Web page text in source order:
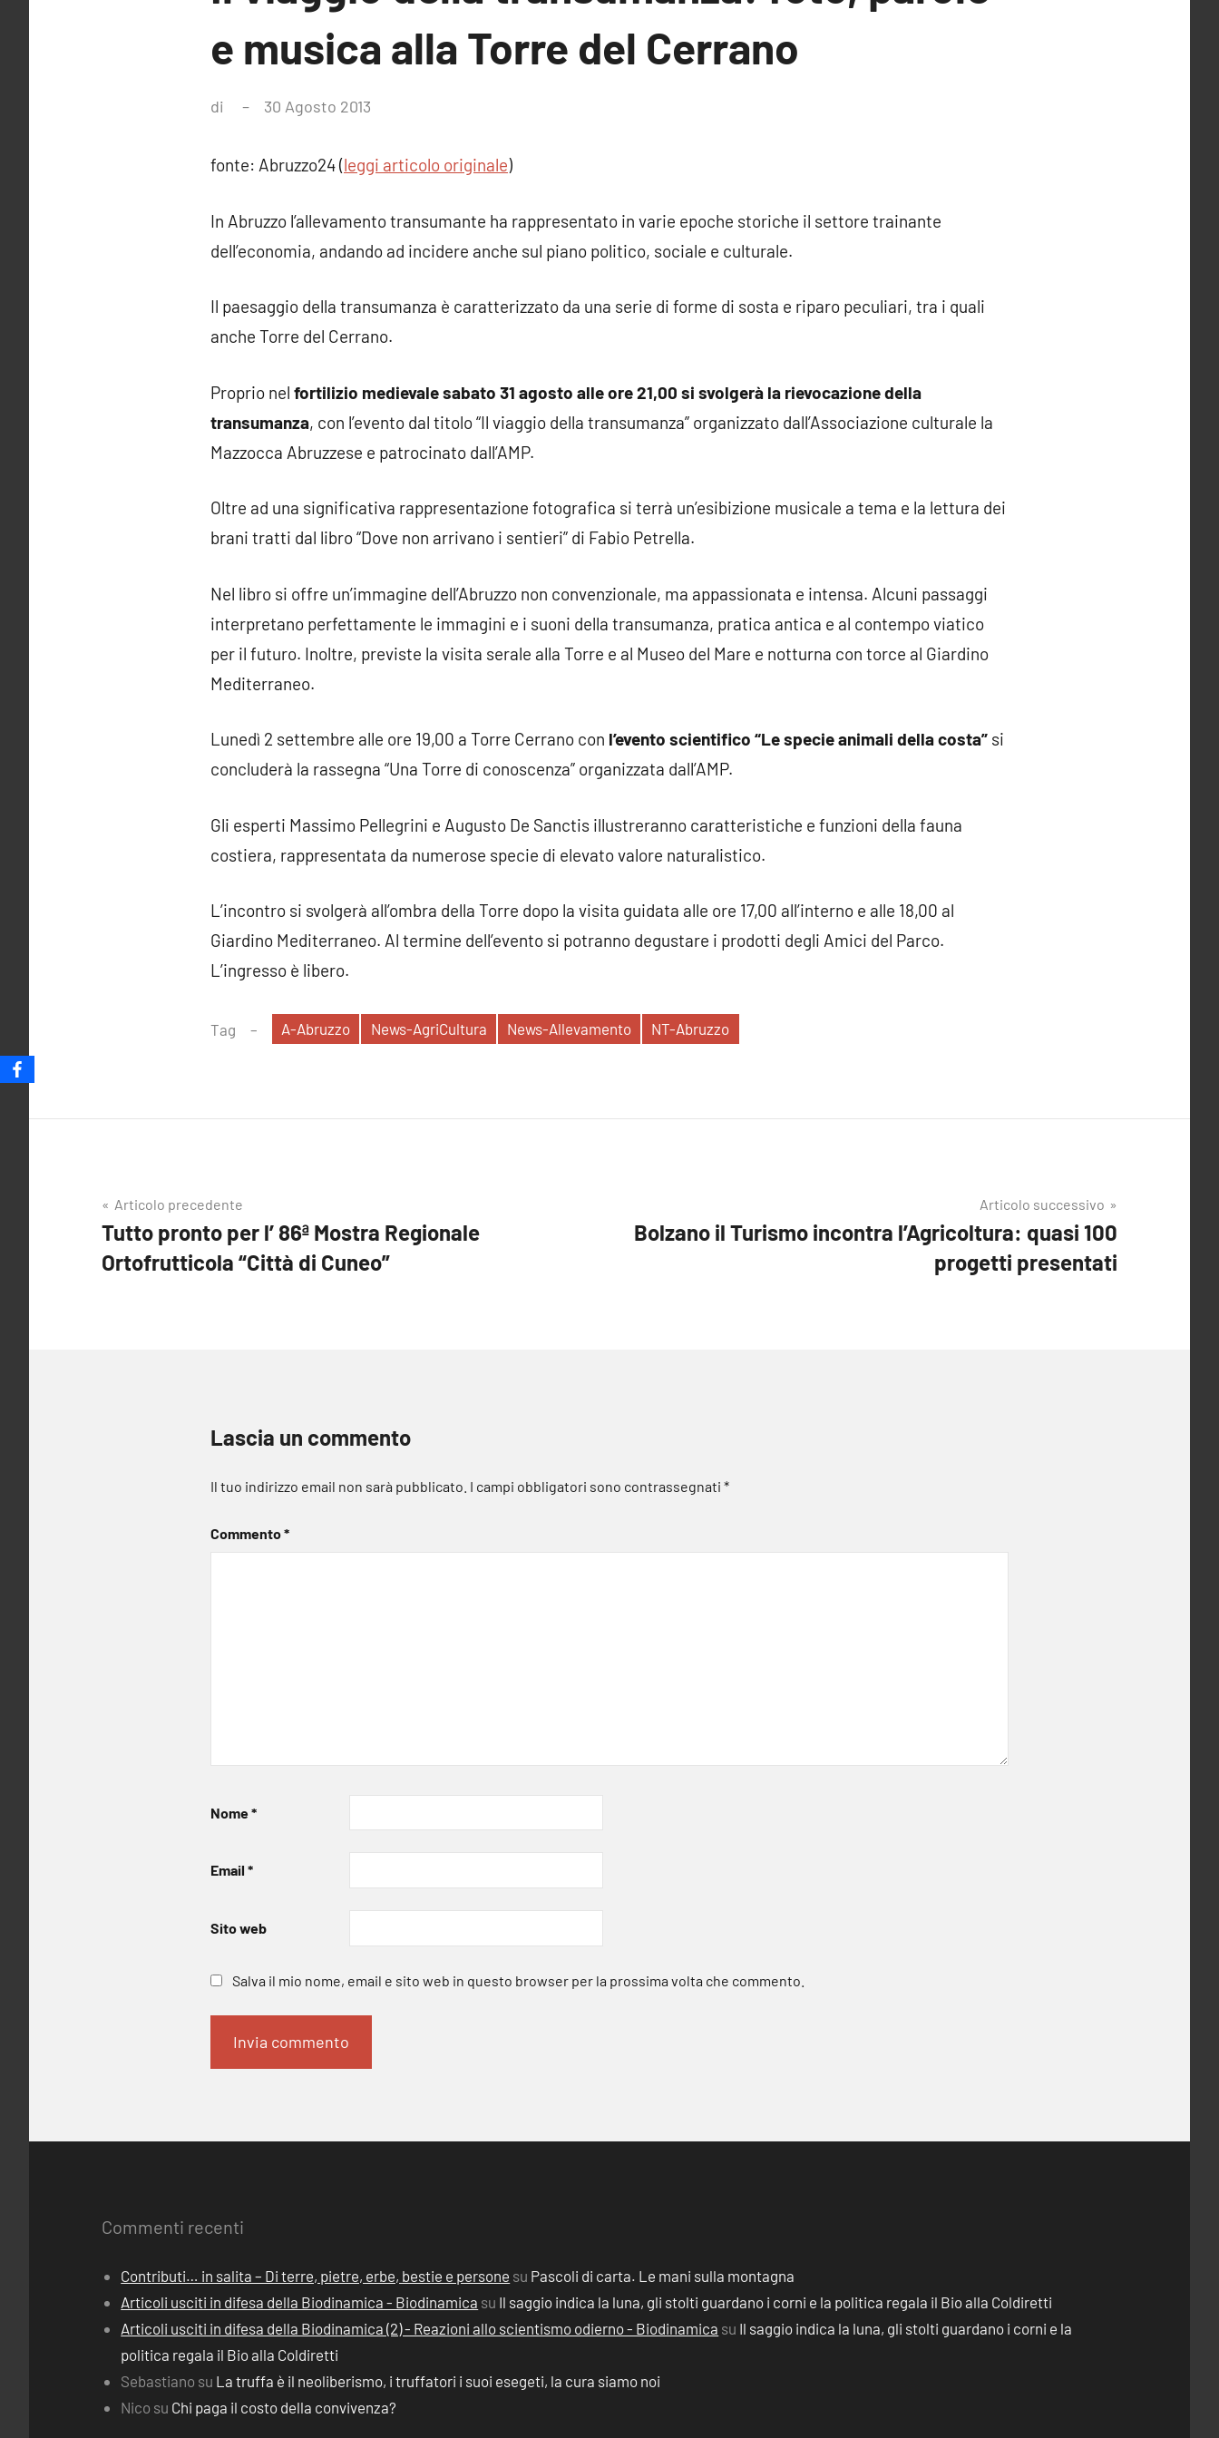
e musica alla Torre del Cerrano
di 30 Agosto 2013
fonte: Abruzzo24 (leggi articolo originale)
In Abruzzo l’allevamento transumante ha rappresentato in varie epoche storiche il settore trainante
dell’economia, andando ad incidere anche sul piano politico, sociale e culturale.
Il paesaggio della transumanza è caratterizzato da una serie di forme di sosta e riparo peculiari, tra i quali
anche Torre del Cerrano.
Proprio nel fortilizio medievale sabato 31 agosto alle ore 21,00 si svolgerà la rievocazione della
transumanza, con l’evento dal titolo “Il viaggio della transumanza” organizzato dall’Associazione culturale la
Mazzocca Abruzzese e patrocinato dall’AMP.
Oltre ad una significativa rappresentazione fotografica si terrà un’esibizione musicale a tema e la lettura dei
brani tratti dal libro “Dove non arrivano i sentieri” di Fabio Petrella.
Nel libro si offre un’immagine dell’Abruzzo non convenzionale, ma appassionata e intensa. Alcuni passaggi
interpretano perfettamente le immagini e i suoni della transumanza, pratica antica e al contempo viatico
per il futuro. Inoltre, previste la visita serale alla Torre e al Museo del Mare e notturna con torce al Giardino
Mediterraneo.
Lunedì 2 settembre alle ore 19,00 a Torre Cerrano con l’evento scientifico “Le specie animali della costa” si
concluderà la rassegna “Una Torre di conoscenza” organizzata dall’AMP.
Gli esperti Massimo Pellegrini e Augusto De Sanctis illustreranno caratteristiche e funzioni della fauna
costiera, rappresentata da numerose specie di elevato valore naturalistico.
L’incontro si svolgerà all’ombra della Torre dopo la visita guidata alle ore 17,00 all’interno e alle 18,00 al
Giardino Mediterraneo. Al termine dell’evento si potranno degustare i prodotti degli Amici del Parco.
L’ingresso è libero.
Tag A-Abruzzo News-AgriCultura News-Allevamento NT-Abruzzo
Navigazione
articoli
Articolo precedente
Tutto pronto per l’ 86ª Mostra Regionale
Ortofrutticola “Città di Cuneo”
Articolo successivo
Bolzano il Turismo incontra l’Agricoltura: quasi 100
progetti presentati
Lascia un commento
Il tuo indirizzo email non sarà pubblicato. I campi obbligatori sono contrassegnati *
Commento*
Nome*
Email *
Sito web
Salva il mio nome, email e sito web in questo browser per la prossima volta che commento.
Commenti recenti
Contributi… in salita – Di terre, pietre, erbe, bestie e persone su Pascoli di carta. Le mani sulla montagna
Articoli usciti in difesa della Biodinamica - Biodinamica su Il saggio indica la luna, gli stolti guardano i corni e la politica regala il Bio alla Coldiretti
Articoli usciti in difesa della Biodinamica (2) - Reazioni allo scientismo odierno - Biodinamica su Il saggio indica la luna, gli stolti guardano i corni e la
politica regala il Bio alla Coldiretti
Sebastiano su La truffa è il neoliberismo, i truffatori i suoi esegeti, la cura siamo noi
Nico su Chi paga il costo della convivenza?